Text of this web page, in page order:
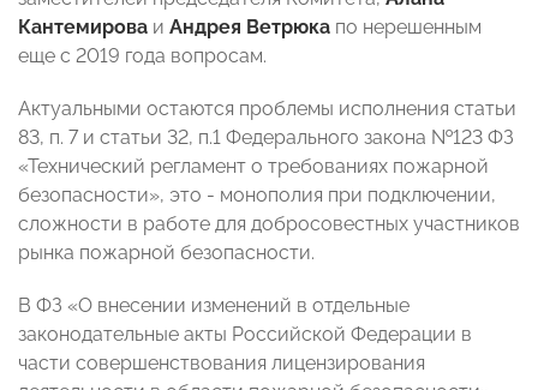
Кантемирова и Андрея Ветрюка по нерешенным
еще с 2019 года вопросам.
Актуальными остаются проблемы исполнения статьи
83, п. 7 и статьи 32, п.1 Федерального закона №123 ФЗ
«Технический регламент о требованиях пожарной
безопасности», это - монополия при подключении,
сложности в работе для добросовестных участников
рынка пожарной безопасности.
В ФЗ «О внесении изменений в отдельные
законодательные акты Российской Федерации в
части совершенствования лицензирования